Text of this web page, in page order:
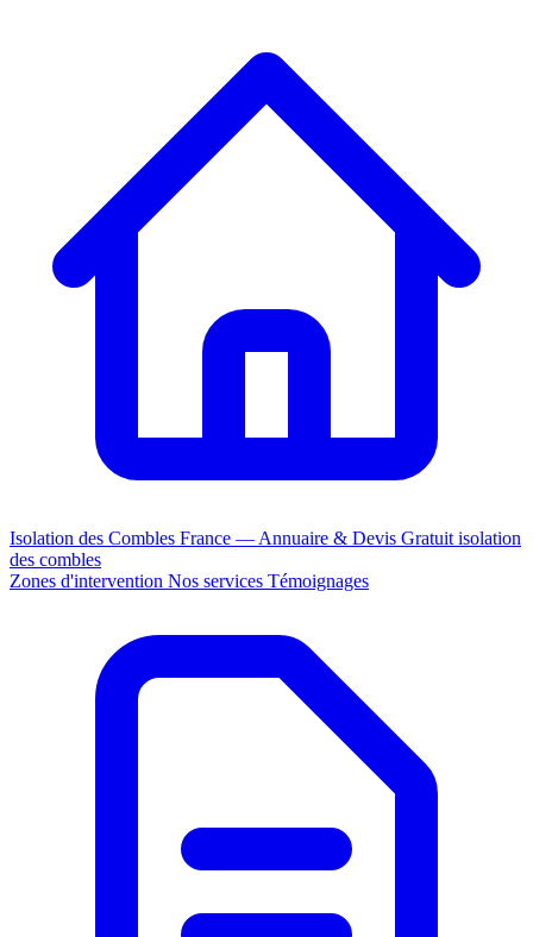
Isolation des Combles France — Annuaire & Devis Gratuit isolation
des combles
Zones d'intervention Nos services Témoignages